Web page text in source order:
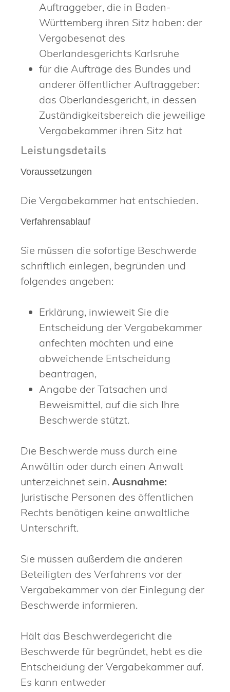
Auftraggeber, die in Baden-
Württemberg ihren Sitz haben: der
Vergabesenat des
Oberlandesgerichts Karlsruhe
für die Aufträge des Bundes und
anderer öffentlicher Auftraggeber:
das Oberlandesgericht, in dessen
Zuständigkeitsbereich die jeweilige
Vergabekammer ihren Sitz hat
Leistungsdetails
Voraussetzungen
Die Vergabekammer hat entschieden.
Verfahrensablauf
Sie müssen die sofortige Beschwerde
schriftlich einlegen, begründen und
folgendes angeben:
Erklärung, inwieweit Sie die
Entscheidung der Vergabekammer
anfechten möchten und eine
abweichende Entscheidung
beantragen,
Angabe der Tatsachen und
Beweismittel, auf die sich Ihre
Beschwerde stützt.
Die Beschwerde muss durch eine
Anwältin oder durch einen Anwalt
unterzeichnet sein. Ausnahme:
Juristische Personen des öffentlichen
Rechts benötigen keine anwaltliche
Unterschrift.
Sie müssen außerdem die anderen
Beteiligten des Verfahrens vor der
Vergabekammer von der Einlegung der
Beschwerde informieren.
Hält das Beschwerdegericht die
Beschwerde für begründet, hebt es die
Entscheidung der Vergabekammer auf.
Es kann entweder